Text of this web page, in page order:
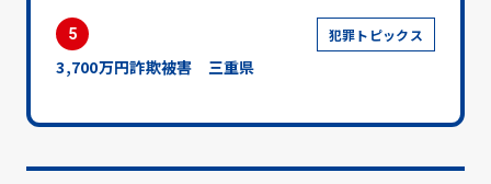
5 犯罪トピックス
3,700万円詐欺被害 三重県